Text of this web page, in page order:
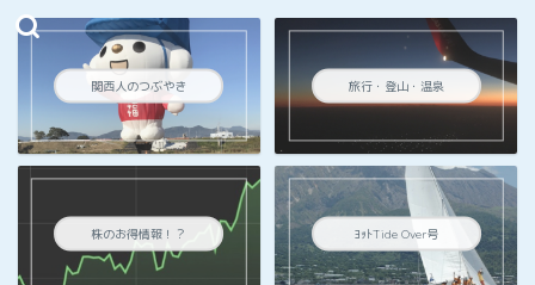
関西人のつぶやき 旅行・登山・温泉
株のお得情報！？ ﾖｯﾄTide Over号